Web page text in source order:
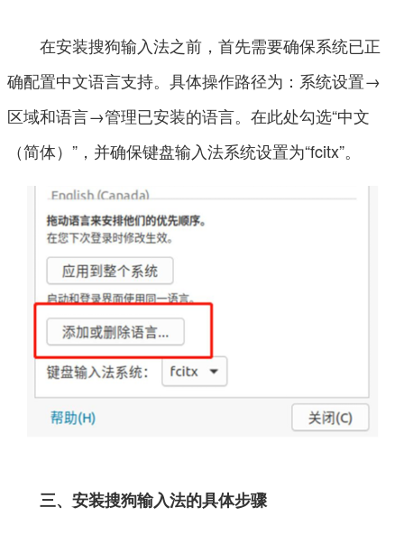
在安装搜狗输入法之前，首先需要确保系统已正
确配置中文语言支持。具体操作路径为：系统设置→
区域和语言→管理已安装的语言。在此处勾选“中文
（简体）”，并确保键盘输入法系统设置为“fcitx”。
三、安装搜狗输入法的具体步骤